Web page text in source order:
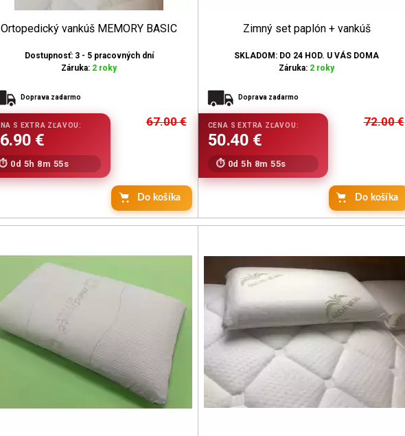
Ortopedický vankúš MEMORY BASIC
Dostupnosť: 3 - 5 pracovných dní
Záruka: 2 roky
Doprava zadarmo
67.00€
0d 5h 8m 53s
Zimný set paplón + vankúš
SKLADOM: DO 24 HOD. U VÁS DOMA
Záruka: 2 roky
Doprava zadarmo
72.00€
0d 5h 8m 53s
Do košíka